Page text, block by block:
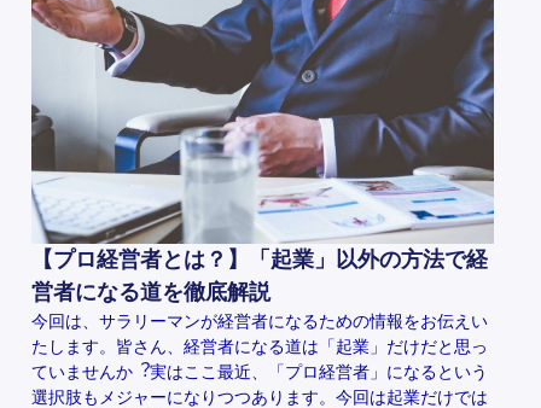
【プロ経営者とは？】「起業」以外の方法で経
営者になる道を徹底解説
今回は、サラリーマンが経営者になるための情報をお伝えい
たします。皆さん、経営者になる道は「起業」だけだと思っ
ていませんか︖実はここ最近、「プロ経営者」になるという
選択肢もメジャーになりつつあります。今回は起業だけでは